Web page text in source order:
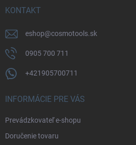
KONTAKT
eshop@cosmotools.sk
0905 700 711
+421905700711
INFORMÁCIE PRE VÁS
Prevádzkovateľ e-shopu
Doručenie tovaru